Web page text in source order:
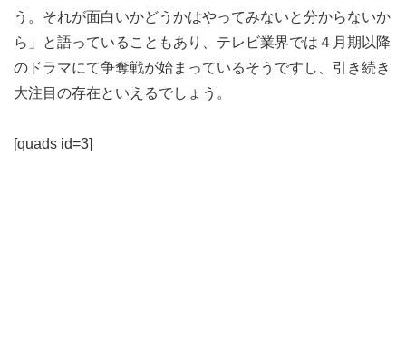
う。それが面白いかどうかはやってみないと分からないか
ら」と語っていることもあり、テレビ業界では４月期以降
のドラマにて争奪戦が始まっているそうですし、引き続き
大注目の存在といえるでしょう。
[quads id=3]